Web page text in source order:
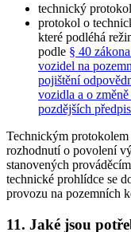
technický
protokol o
které podléhá
podle § 40
vozidel na
pojištění
vozidla a o
pozdějších
Technickým
rozhodnutí o povolení
stanovených
technické prohlídce se
provozu na pozemních
11. Jaké jsou